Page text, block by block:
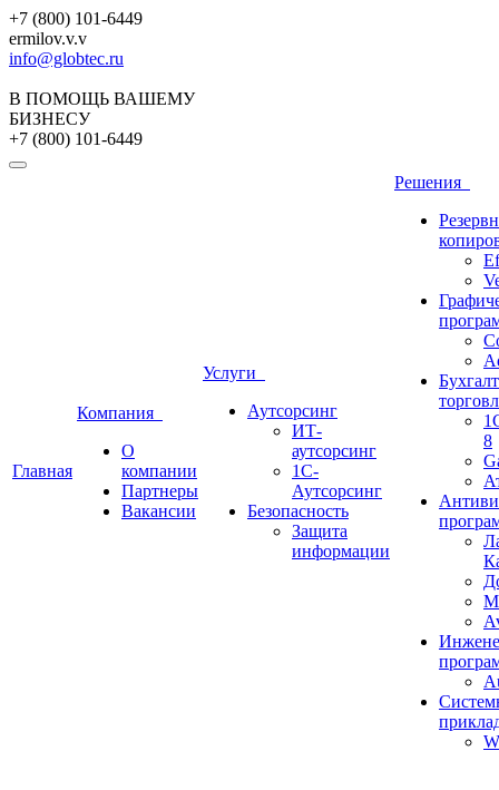
+7 (800) 101-6449
ermilov.v.v
info@globtec.ru
В ПОМОЩЬ ВАШЕМУ
БИЗНЕСУ
+7 (800) 101-6449
Главная
Компания
О
компании
Партнеры
Вакансии
Услуги
Аутсорсинг
ИТ-
аутсорсинг
1С-
Аутсорсинг
Безопасность
Защита
информации
Решения
8